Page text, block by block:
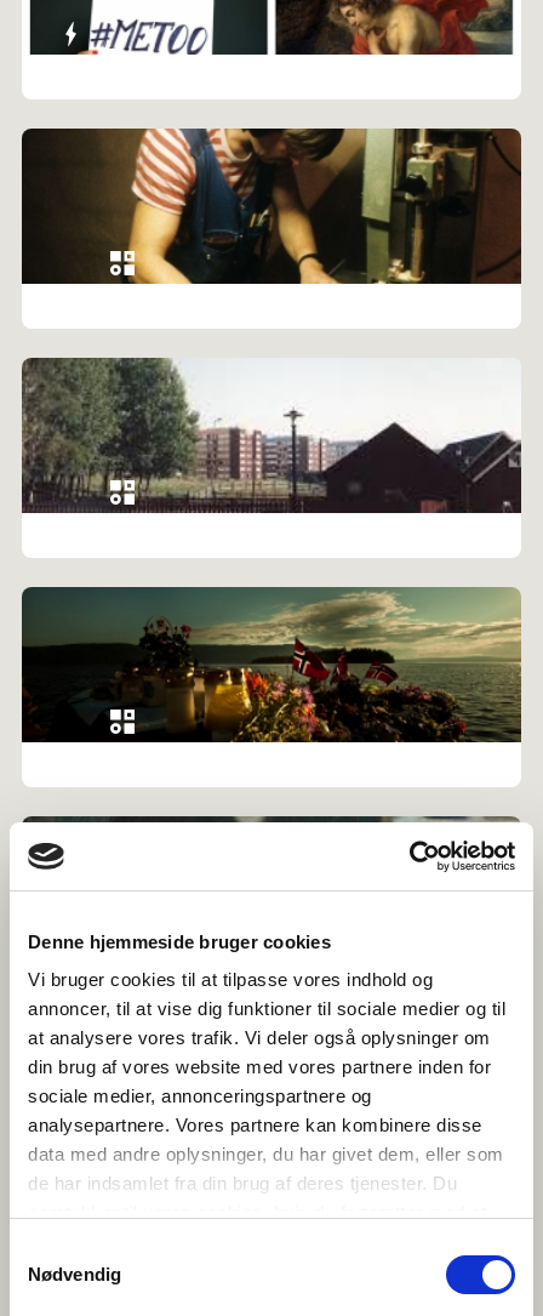
Denne hjemmeside bruger cookies
Vi bruger cookies til at tilpasse vores indhold og
annoncer, til at vise dig funktioner til sociale medier og til
at analysere vores trafik. Vi deler også oplysninger om
din brug af vores website med vores partnere inden for
sociale medier, annonceringspartnere og
analysepartnere. Vores partnere kan kombinere disse
data med andre oplysninger, du har givet dem, eller som
de har indsamlet fra din brug af deres tjenester. Du
Nødvendig